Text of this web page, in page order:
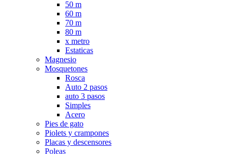
50 m
60 m
70 m
80 m
x metro
Estaticas
Magnesio
Mosquetones
Rosca
Auto 2 pasos
auto 3 pasos
Simples
Acero
Pies de gato
Piolets y crampones
Placas y descensores
Poleas